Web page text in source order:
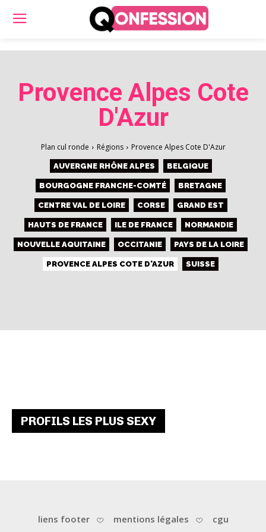
Provence Alpes Cote
D'Azur
Plan cul ronde Régions Provence Alpes Cote D'Azur
AUVERGNE RHÔNE ALPES BELGIQUE
BOURGOGNE FRANCHE-COMTÉ BRETAGNE
CENTRE VAL DE LOIRE CORSE GRAND EST
HAUTS DE FRANCE ILE DE FRANCE NORMANDIE
NOUVELLE AQUITAINE OCCITANIE PAYS DE LA LOIRE
PROVENCE ALPES COTE D'AZUR SUISSE
PROFILS LES PLUS SEXY
liens footer mentions légales cgu